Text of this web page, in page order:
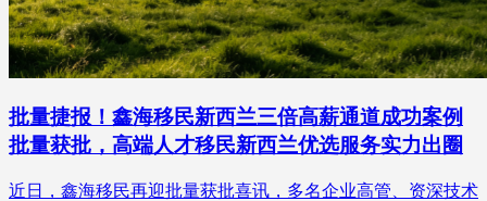
批量捷报！鑫海移民新西兰三倍高薪通道成功案例
批量获批，高端人才移民新西兰优选服务实力出圈
近日，鑫海移民再迎批量获批喜讯，多名企业高管、资深技术